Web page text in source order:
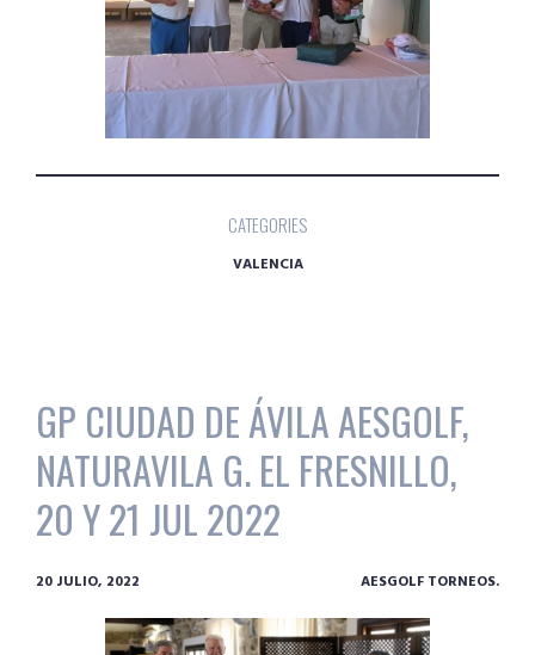
CATEGORIES
VALENCIA
GP CIUDAD DE ÁVILA AESGOLF,
NATURAVILA G. EL FRESNILLO,
20 Y 21 JUL 2022
20 JULIO, 2022 AESGOLF TORNEOS.